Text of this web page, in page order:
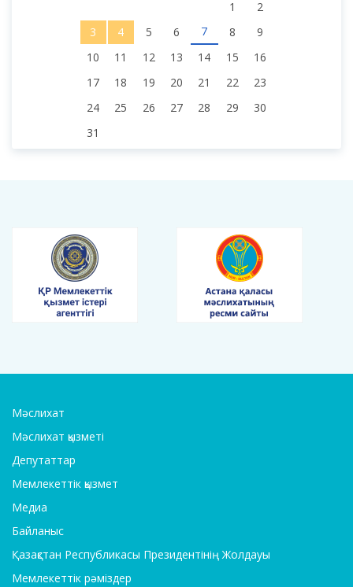
1
2
3
4 5 6 7 8
9
10
11 12 13 14 15
16
17
18 19 20 21 22
23
24
25 26 27 28 29
30
31
Мәслихат
Мәслихат қызметі
Депутаттар
Мемлекеттік қызмет
Медиа
Байланыс
Қазақстан Республикасы Президентінің Жолдауы
Мемлекеттік рәміздер